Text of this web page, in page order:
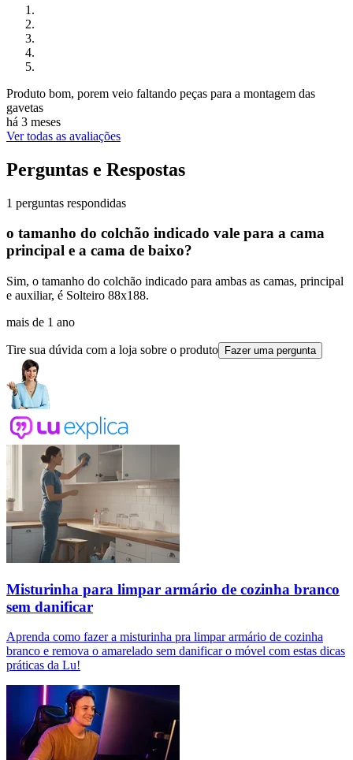
Produto bom, porem veio faltando peças para a montagem das
gavetas
há 3 meses
Ver todas as avaliações
Perguntas e Respostas
1 perguntas respondidas
o tamanho do colchão indicado vale para a cama
principal e a cama de baixo?
Sim, o tamanho do colchão indicado para ambas as camas, principal
e auxiliar, é Solteiro 88x188.
mais de 1 ano
Tire sua dúvida com a loja sobre o produto Fazer uma pergunta
Misturinha para limpar armário de cozinha branco
sem danificar
Aprenda como fazer a misturinha pra limpar armário de cozinha
branco e remova o amarelado sem danificar o móvel com estas dicas
práticas da Lu!